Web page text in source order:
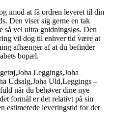
imod at få ordren leveret til din
Den viser sig gerne en tak
så vel ultra gnidningsløs. Den
vil dog til enhver tid være at
afhænger af at du befinder
bopæl.
Leggings,Joha
Udsalg,Joha Uld,Leggings –
når du behøver dine nye
formål er det relativt på sin
estimerede leveringstid for det